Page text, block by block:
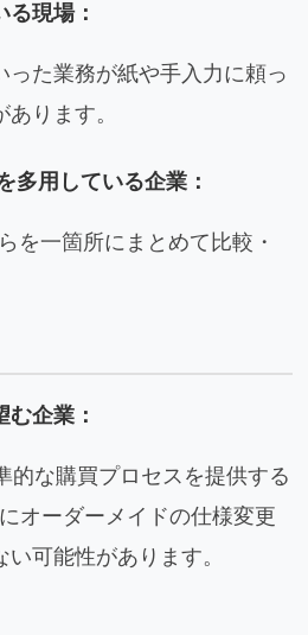
現場：
た業務が紙や手入力に頼っ
ります。
多用している企業：
を一箇所にまとめて比較・
企業：
的な購買プロセスを提供する
オーダーメイドの仕様変更
可能性があります。